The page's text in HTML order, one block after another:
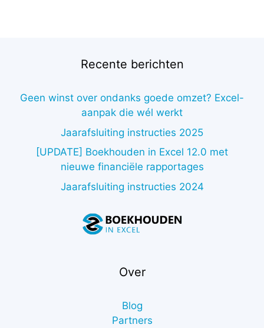
Recente berichten
Geen winst over ondanks goede omzet? Excel-
aanpak die wél werkt
Jaarafsluiting instructies 2025
[UPDATE] Boekhouden in Excel 12.0 met
nieuwe financiële rapportages
Jaarafsluiting instructies 2024
Over
Blog
Partners